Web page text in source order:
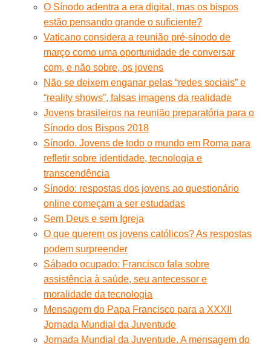
O Sínodo adentra a era digital, mas os bispos
estão pensando grande o suficiente?
Vaticano considera a reunião pré-sínodo de
março como uma oportunidade de conversar
com, e não sobre, os jovens
Não se deixem enganar pelas “redes sociais” e
“reality shows”, falsas imagens da realidade
Jovens brasileiros na reunião preparatória para o
Sínodo dos Bispos 2018
Sínodo. Jovens de todo o mundo em Roma para
refletir sobre identidade, tecnologia e
transcendência
Sínodo: respostas dos jovens ao questionário
online começam a ser estudadas
Sem Deus e sem Igreja
O que querem os jovens católicos? As respostas
podem surpreender
Sábado ocupado: Francisco fala sobre
assistência à saúde, seu antecessor e
moralidade da tecnologia
Mensagem do Papa Francisco para a XXXII
Jornada Mundial da Juventude
Jornada Mundial da Juventude. A mensagem do